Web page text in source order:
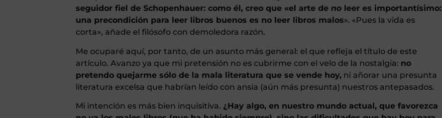
seguidor fiel de Schopenhauer: como él, creo que «el arte de no leer es importantísimo:
una precondición para leer libros buenos es no leer libros malos». «Pues la vida es
corta», añade el filósofo con demoledora razón.
Me ocuparé aquí, por tanto, de un asunto más general: el que refleja el título de este
artículo. Avanzo ya que mi pretensión no es cubrirme con el velo de la nostalgia: no
pretendo quejarme sólo de la mala literatura que se vende hoy, ni añorar una presunta
literatura excelsa que habrían leído con ansia (aún más presunta) nuestros antepasados.
Mi intención es más bien inquisitiva. ¿Hay algo, en nuestro mundo actual, que favorezca